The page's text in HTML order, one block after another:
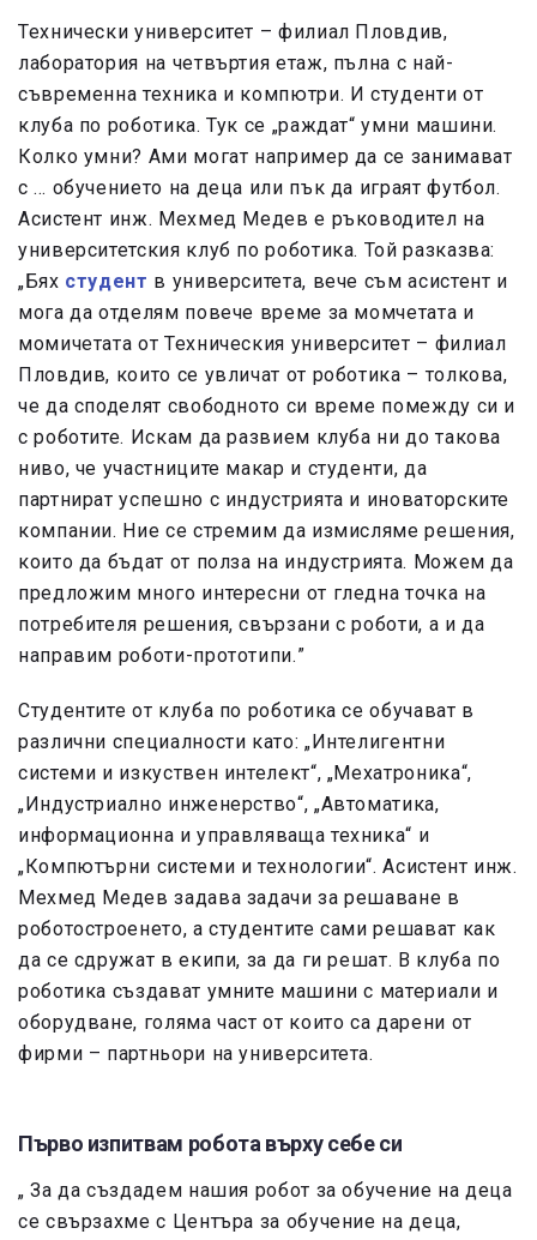
Технически университет – филиал Пловдив,
лаборатория на четвъртия етаж, пълна с най-
съвременна техника и компютри. И студенти от
клуба по роботика. Тук се „раждат“ умни машини.
Колко умни? Ами могат например да се занимават
с … обучението на деца или пък да играят футбол.
Асистент инж. Мехмед Медевe ръководител на
университетския клуб по роботика. Той разказва:
„Бях студент в университета, вече съм асистент и
мога да отделям повече време за момчетата и
момичетата от Техническия университет – филиал
Пловдив, които се увличат от роботика – толкова,
че да споделят свободното си време помежду си и
с роботите. Искам да развием клуба ни до такова
ниво, че участниците макар и студенти, да
партнират успешно с индустрията и иноваторските
компании. Ние се стремим да измисляме решения,
които да бъдат от полза на индустрията. Можем да
предложим много интересни от гледна точка на
потребителя решения, свързани с роботи, а и да
направим роботи-прототипи.”
Студентите от клуба по роботика се обучават в
различни специалности като: „Интелигентни
системи и изкуствен интелект“, „Мехатроника“,
„Индустриално инженерство“, „Автоматика,
информационна и управляваща техника“ и
„Компютърни системи и технологии“. Асистент инж.
Мехмед Медев задава задачи за решаване в
роботостроенето, а студентите сами решават как
да се сдружат в екипи, за да ги решат. В клуба по
роботика създават умните машини с материали и
оборудване, голяма част от които са дарени от
фирми – партньори на университета.
Първо изпитвам робота върху себе си
„ За да създадем нашия робот за обучение на деца
се свързахме с Центъра за обучение на деца,